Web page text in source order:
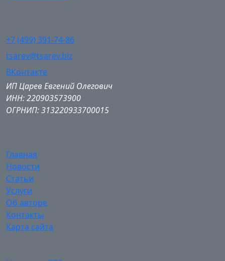
+7 (499) 391-74-86
tsarev@tsarev.biz
ВКонтакте
ИП Царев Евгений Олегович
ИНН: 220903573900
ОГРНИП: 313220933700015
Главная
Новости
Статьи
Услуги
Об авторе
Контакты
Карта сайта